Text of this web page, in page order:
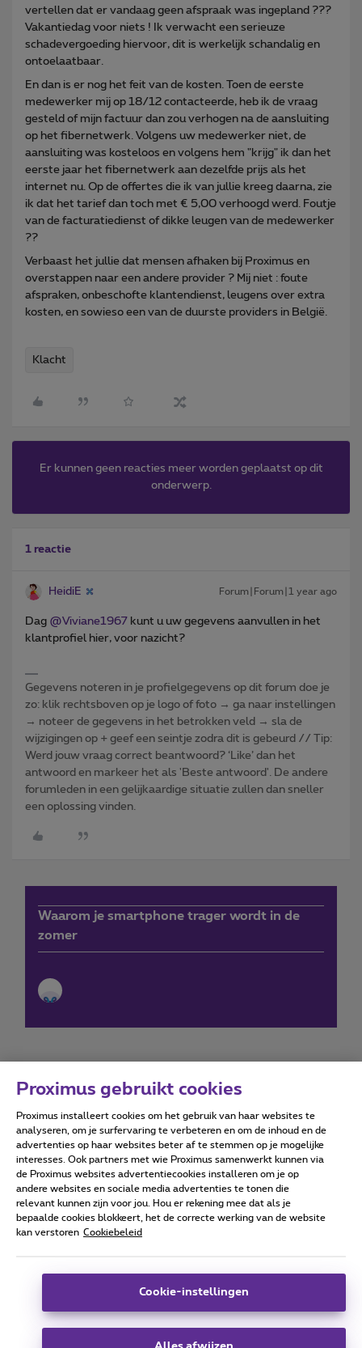
vertellen dat er vandaag geen afspraak was ingepland ???
Vakantiedag voor niets ! Ik verwacht een serieuze
schadevergoeding hiervoor, dit is werkelijk schandalig en
ontoelaatbaar.
En dan is er nog het feit van de kosten. Toen de eerste
medewerker mij op 18/12 contacteerde, heb ik de vraag
gesteld of mijn factuur dan zou verhogen na de aansluiting
op het fibernetwerk. Volgens uw medewerker niet, de
aansluiting was kosteloos en volgens hem "krijg" ik dan het
eerste jaar het fibernetwerk aan dezelfde prijs als het
internet nu. Op de offertes die ik van jullie kreeg daarna, zie
ik dat het tarief dan toch met € 5,00 verhoogd werd. Foutje
van de facturatiedienst of dikke leugen van de medewerker
??
Verbaast het jullie dat mensen afhaken bij Proximus en
overstappen naar een andere provider ? Mij niet : foute
afspraken, onbeschofte klantendienst, leugens over extra
kosten, en sowieso een van de duurste providers in België.
Klacht
Er kunnen geen reacties meer worden geplaatst op dit
onderwerp.
1 reactie
HeidiE Forum|Forum|1 year ago
Dag ​ @Viviane1967 kunt u uw gegevens aanvullen in het
klantprofiel hier, voor nazicht?
Gegevens noteren in je profielgegevens op dit forum doe je
zo: klik rechtsboven op je logo of foto → ga naar instellingen
→ noteer de gegevens in het betrokken veld → sla de
wijzigingen op + geef een seintje zodra dit is gebeurd // Tip:
Werd jouw vraag correct beantwoord? ‘Like’ dan het
antwoord en markeer het als 'Beste antwoord'. De andere
forumleden in een gelijkaardige situatie zullen dan sneller
een oplossing vinden.
Waarom je smartphone trager wordt in de
zomer
Forumvoorwaarden Accessibility statement
Alle rechten voorbehouden. © Proximus
Algemene voorwaarden, consumenteninfo
Deze website is gecreëerd en wordt beheerd conform het
Koning Albert II-laan 27 - B-1030 Brussel.
Proximus gebruikt cookies
Proximus installeert cookies om het gebruik van haar websites te
analyseren, om je surfervaring te verbeteren en om de inhoud en de
advertenties op haar websites beter af te stemmen op je mogelijke
interesses. Ook partners met wie Proximus samenwerkt kunnen via
de Proximus websites advertentiecookies installeren om je op
andere websites en sociale media advertenties te tonen die
relevant kunnen zijn voor jou. Hou er rekening mee dat als je
bepaalde cookies blokkeert, het de correcte werking van de website
kan verstoren Cookiebeleid
Cookie-instellingen